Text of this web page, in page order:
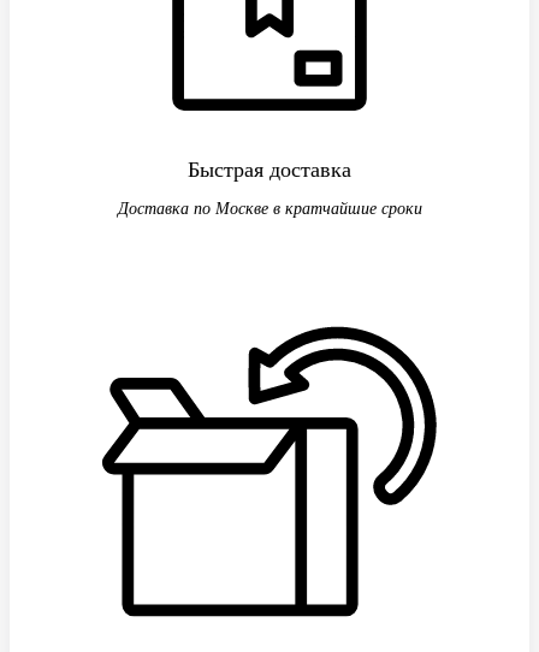
Быстрая доставка
Доставка по Москве в кратчайшие сроки